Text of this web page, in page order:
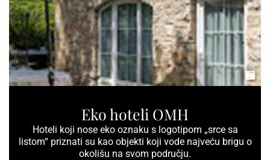
Hoteli koji nose eko oznaku s logotipom „srce sa
listom“ priznati su kao objekti koji vode najveću brigu o
okolišu na svom području.
Eko hoteli OMH